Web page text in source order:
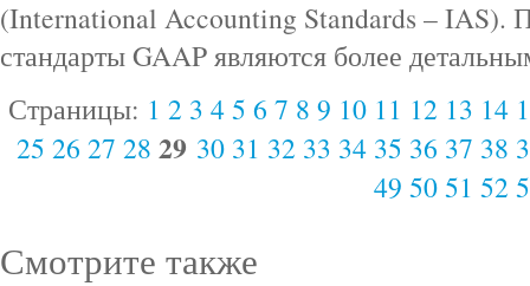
(International Accounting Standards – IAS).
стандарты GAAP являются более
Страницы: 1 2 3 45 6 7 8 9 10 11 12 13 14
25 26 27 28 29 30 31 32 33 34 35 36 37 38
49 5051 52
Смотрите также